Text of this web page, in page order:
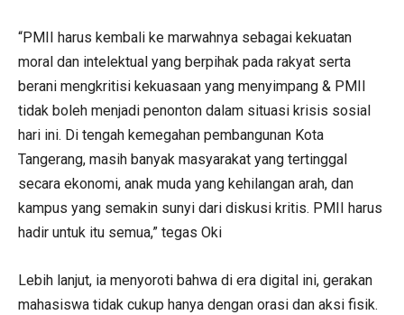
“PMII harus kembali ke marwahnya sebagai kekuatan
moral dan intelektual yang berpihak pada rakyat serta
berani mengkritisi kekuasaan yang menyimpang & PMII
tidak boleh menjadi penonton dalam situasi krisis sosial
hari ini. Di tengah kemegahan pembangunan Kota
Tangerang, masih banyak masyarakat yang tertinggal
secara ekonomi, anak muda yang kehilangan arah, dan
kampus yang semakin sunyi dari diskusi kritis. PMII harus
hadir untuk itu semua,” tegas Oki
Lebih lanjut, ia menyoroti bahwa di era digital ini, gerakan
mahasiswa tidak cukup hanya dengan orasi dan aksi fisik.